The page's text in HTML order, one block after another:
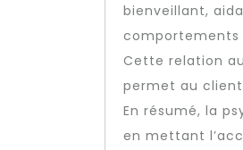
bienveillant,
comportements
Cette relation
permet au client
En résumé, la
en mettant